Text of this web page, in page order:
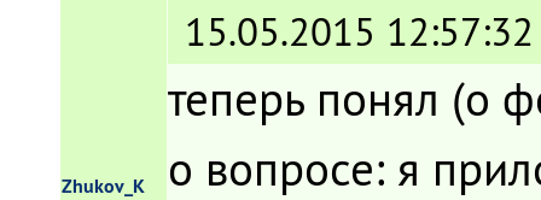
Zhukov_K
15.05.2015 12:57:32
теперь понял (о
о вопросе: я